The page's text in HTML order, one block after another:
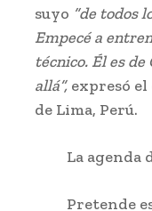
suyo “de todos
Empecé a
técnico. Él es
allá”, expresó
de Lima, Perú.
La agenda
Pretende